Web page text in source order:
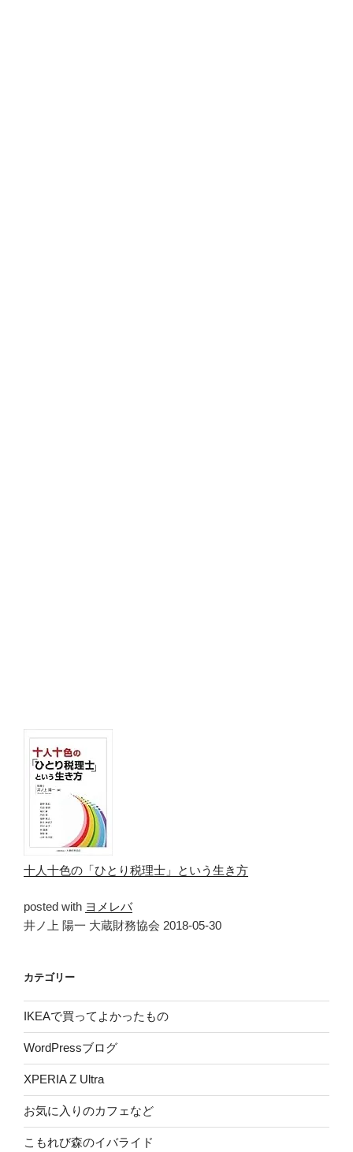
十人十色の「ひとり税理士」という生き方
posted with ヨメレバ
井ノ上 陽一 大蔵財務協会 2018-05-30
カテゴリー
IKEAで買ってよかったもの
WordPressブログ
XPERIA Z Ultra
お気に入りのカフェなど
こもれび森のイバライド